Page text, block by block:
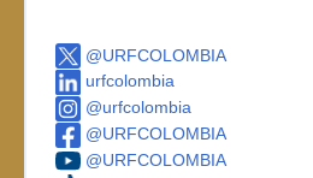
@URFCOLOMBIA
urfcolombia
@urfcolombia
@URFCOLOMBIA
@URFCOLOMBIA